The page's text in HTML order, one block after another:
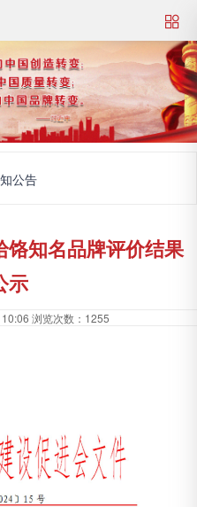
公告
知名品牌评价结果
示
浏览次数： 1255